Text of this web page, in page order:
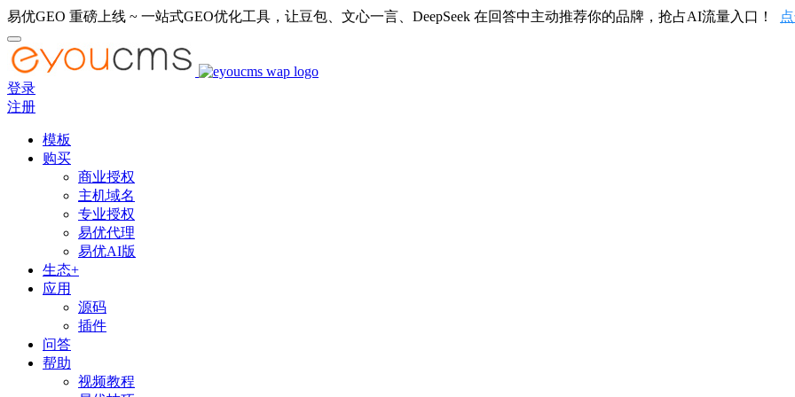
易优GEO 重磅上线 ~ 一站式GEO优化工具，让豆包、文心一言、DeepSeek 在回答中主动推荐你的品牌，抢占AI流量入口！
登录
注册
模板
购买
商业授权
主机域名
专业授权
易优代理
易优AI版
生态+
应用
源码
插件
问答
帮助
视频教程